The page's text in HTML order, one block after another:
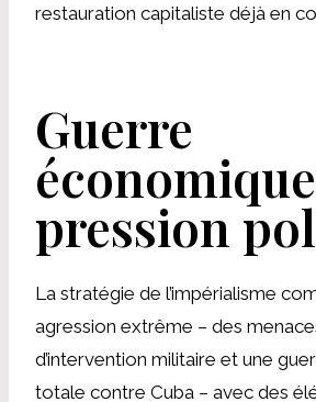
restauration capitaliste déjà en
Guerre
pression
La stratégie de l’impérialisme
agression extrême – des
d’intervention militaire et une
totale contre Cuba – avec des